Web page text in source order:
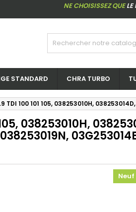
NE CHOISISSEZ QUELE
STANDARD CHRA TURBO
TDI 100 101 105, 038253010H,
038253010H,
Neuf